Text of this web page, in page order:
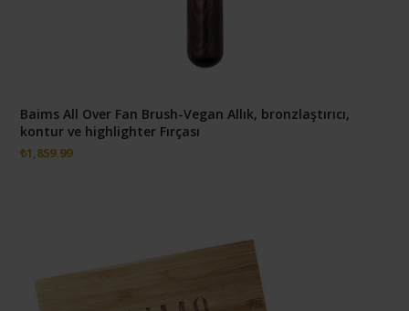
Baims All Over Fan Brush-Vegan Allık, bronzlaştırıcı,
kontur ve highlighter Fırçası
₺1,859.99